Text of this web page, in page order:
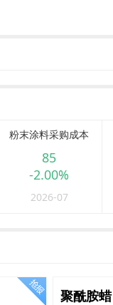
粉末涂料采购成本
85
-2.00%
2026-07
聚酰胺蜡